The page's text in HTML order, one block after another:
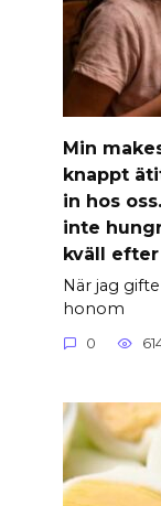
Min
knappt
in hos
inte
kväll efter
När jag
honom
0